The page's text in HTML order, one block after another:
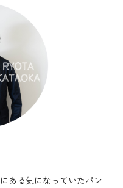
ある気になっていたパン